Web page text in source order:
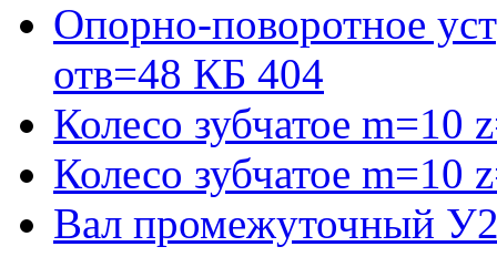
Опорно-поворотное
отв=48 КБ 404
Колесо зубчатое
Колесо зубчатое
Вал промежуточный